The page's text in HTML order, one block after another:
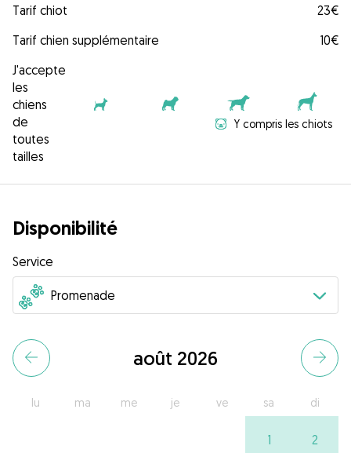
Tarif chiot
23€
Tarif chien supplémentaire
10€
J'accepte
les
chiens
de
toutes
tailles
Y compris les chiots
Disponibilité
Service
août 2026
lu ma me je ve sa di
1 2